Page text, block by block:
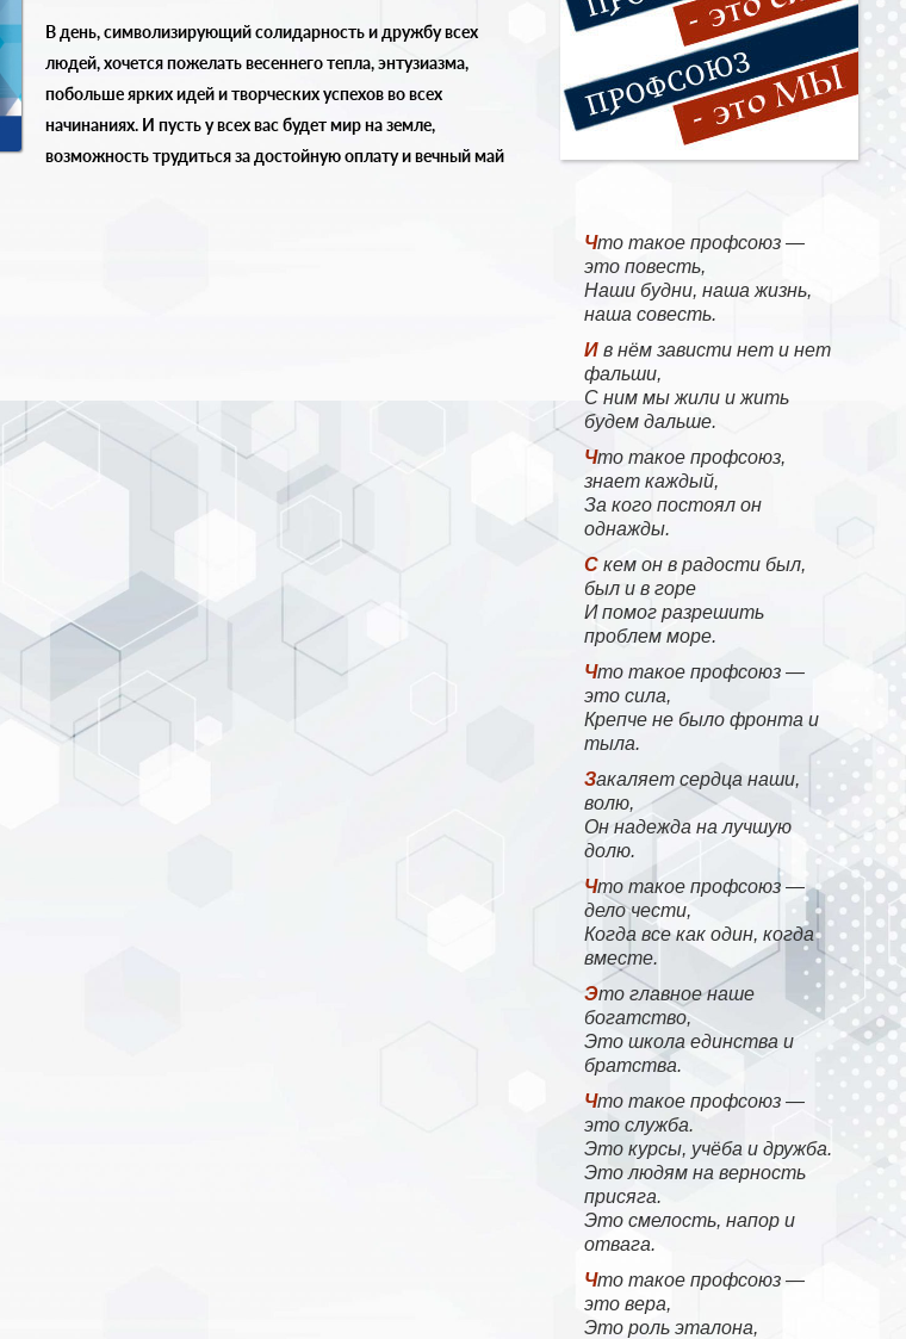
Что такое профсоюз —
это повесть,
Наши будни, наша жизнь,
наша совесть.
И в нём зависти нет и нет
фальши,
С ним мы жили и жить
будем дальше.
Что такое профсоюз,
знает каждый,
За кого постоял он
однажды.
С кем он в радости был,
был и в горе
И помог разрешить
проблем море.
Что такое профсоюз —
это сила,
Крепче не было фронта и
тыла.
Закаляет сердца наши,
волю,
Он надежда на лучшую
долю.
Что такое профсоюз —
дело чести,
Когда все как один, когда
вместе.
Это главное наше
богатство,
Это школа единства и
братства.
Что такое профсоюз —
это служба.
Это курсы, учёба и дружба.
Это людям на верность
присяга.
Это смелость, напор и
отвага.
Что такое профсоюз —
это вера,
Это роль эталона,
В день, символизирующий солидарность и дружбу всех
людей, хочется пожелать весеннего тепла, энтузиазма,
побольше ярких идей и творческих успехов во всех
начинаниях. И пусть у всех вас будет мир на земле,
возможность трудиться за достойную оплату и вечный май